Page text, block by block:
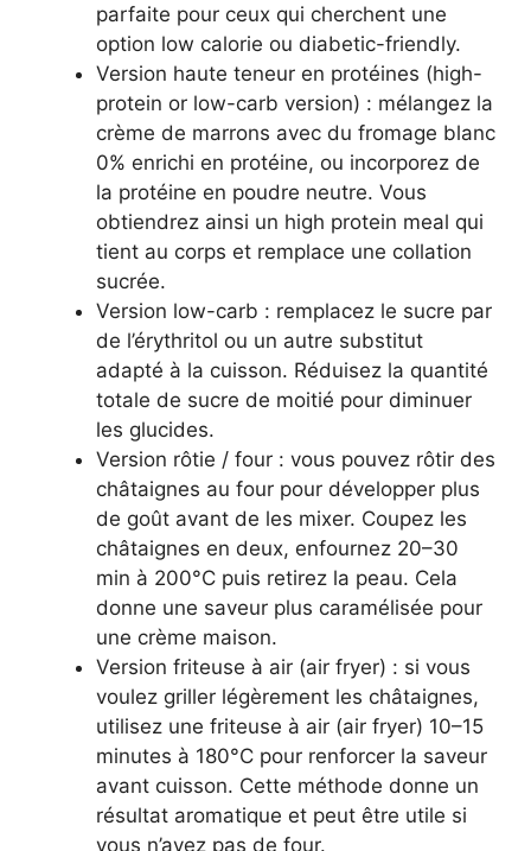
parfaite pour ceux qui cherchent une
option low calorie ou diabetic-friendly.
Version haute teneur en protéines (high-
protein or low-carb version) : mélangez la
crème de marrons avec du fromage blanc
0% enrichi en protéine, ou incorporez de
la protéine en poudre neutre. Vous
obtiendrez ainsi un high protein meal qui
tient au corps et remplace une collation
sucrée.
Version low-carb : remplacez le sucre par
de l’érythritol ou un autre substitut
adapté à la cuisson. Réduisez la quantité
totale de sucre de moitié pour diminuer
les glucides.
Version rôtie / four : vous pouvez rôtir des
châtaignes au four pour développer plus
de goût avant de les mixer. Coupez les
châtaignes en deux, enfournez 20–30
min à 200°C puis retirez la peau. Cela
donne une saveur plus caramélisée pour
une crème maison.
Version friteuse à air (air fryer) : si vous
voulez griller légèrement les châtaignes,
utilisez une friteuse à air (air fryer) 10–15
minutes à 180°C pour renforcer la saveur
avant cuisson. Cette méthode donne un
résultat aromatique et peut être utile si
vous n’avez pas de four.